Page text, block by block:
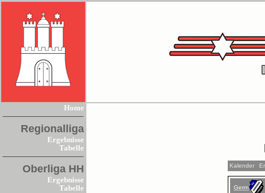
Home
Regionalliga
Ergebnisse
Tabelle
Oberliga HH
Ergebnisse
Tabelle
Kalender
Germ